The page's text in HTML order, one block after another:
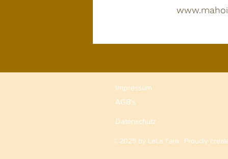
Impressum
AGB's
Datenschutz
©2025 by LeLa Tara. Proudly